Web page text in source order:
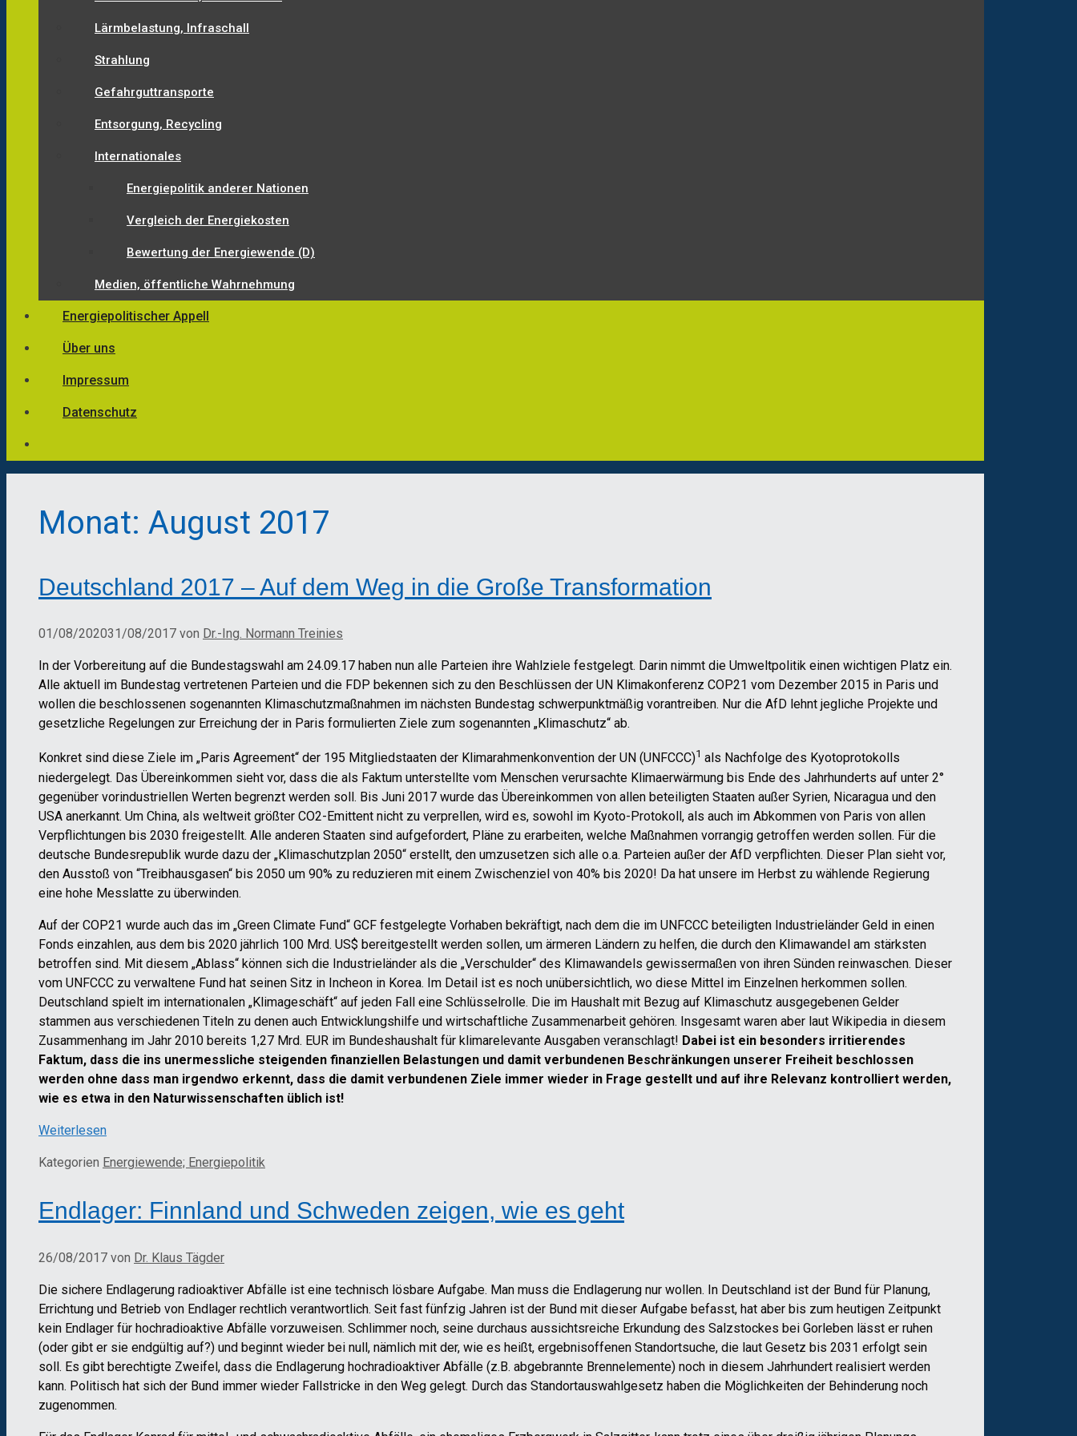
Lärmbelastung, Infraschall
Strahlung
Gefahrguttransporte
Entsorgung, Recycling
Internationales
Energiepolitik anderer Nationen
Vergleich der Energiekosten
Bewertung der Energiewende (D)
Medien, öffentliche Wahrnehmung
Energiepolitischer Appell
Über uns
Impressum
Datenschutz
Monat: August 2017
Deutschland 2017 – Auf dem Weg in die Große Transformation
01/08/202031/08/2017 von Dr.-Ing. Normann Treinies
In der Vorbereitung auf die Bundestagswahl am 24.09.17 haben nun alle Parteien ihre Wahlziele festgelegt. Darin nimmt die Umweltpolitik einen wichtigen Platz ein.
Alle aktuell im Bundestag vertretenen Parteien und die FDP bekennen sich zu den Beschlüssen der UN Klimakonferenz COP21 vom Dezember 2015 in Paris und
wollen die beschlossenen sogenannten Klimaschutzmaßnahmen im nächsten Bundestag schwerpunktmäßig vorantreiben. Nur die AfD lehnt jegliche Projekte und
gesetzliche Regelungen zur Erreichung der in Paris formulierten Ziele zum sogenannten „Klimaschutz“ ab.
Konkret sind diese Ziele im „Paris Agreement“ der 195 Mitgliedstaaten der Klimarahmenkonvention der UN (UNFCCC)1 als Nachfolge des Kyotoprotokolls
niedergelegt. Das Übereinkommen sieht vor, dass die als Faktum unterstellte vom Menschen verursachte Klimaerwärmung bis Ende des Jahrhunderts auf unter 2°
gegenüber vorindustriellen Werten begrenzt werden soll. Bis Juni 2017 wurde das Übereinkommen von allen beteiligten Staaten außer Syrien, Nicaragua und den
USA anerkannt. Um China, als weltweit größter CO2-Emittent nicht zu verprellen, wird es, sowohl im Kyoto-Protokoll, als auch im Abkommen von Paris von allen
Verpflichtungen bis 2030 freigestellt. Alle anderen Staaten sind aufgefordert, Pläne zu erarbeiten, welche Maßnahmen vorrangig getroffen werden sollen. Für die
deutsche Bundesrepublik wurde dazu der „Klimaschutzplan 2050“ erstellt, den umzusetzen sich alle o.a. Parteien außer der AfD verpflichten. Dieser Plan sieht vor,
den Ausstoß von “Treibhausgasen“ bis 2050 um 90% zu reduzieren mit einem Zwischenziel von 40% bis 2020! Da hat unsere im Herbst zu wählende Regierung
eine hohe Messlatte zu überwinden.
Auf der COP21 wurde auch das im „Green Climate Fund“ GCF festgelegte Vorhaben bekräftigt, nach dem die im UNFCCC beteiligten Industrieländer Geld in einen
Fonds einzahlen, aus dem bis 2020 jährlich 100 Mrd. US$ bereitgestellt werden sollen, um ärmeren Ländern zu helfen, die durch den Klimawandel am stärksten
betroffen sind. Mit diesem „Ablass“ können sich die Industrieländer als die „Verschulder“ des Klimawandels gewissermaßen von ihren Sünden reinwaschen. Dieser
vom UNFCCC zu verwaltene Fund hat seinen Sitz in Incheon in Korea. Im Detail ist es noch unübersichtlich, wo diese Mittel im Einzelnen herkommen sollen.
Deutschland spielt im internationalen „Klimageschäft“ auf jeden Fall eine Schlüsselrolle. Die im Haushalt mit Bezug auf Klimaschutz ausgegebenen Gelder
stammen aus verschiedenen Titeln zu denen auch Entwicklungshilfe und wirtschaftliche Zusammenarbeit gehören. Insgesamt waren aber laut Wikipedia in diesem
Zusammenhang im Jahr 2010 bereits 1,27 Mrd. EUR im Bundeshaushalt für klimarelevante Ausgaben veranschlagt! Dabei ist ein besonders irritierendes
Faktum, dass die ins unermessliche steigenden finanziellen Belastungen und damit verbundenen Beschränkungen unserer Freiheit beschlossen
werden ohne dass man irgendwo erkennt, dass die damit verbundenen Ziele immer wieder in Frage gestellt und auf ihre Relevanz kontrolliert werden,
wie es etwa in den Naturwissenschaften üblich ist!
Weiterlesen
Kategorien Energiewende; Energiepolitik
Endlager: Finnland und Schweden zeigen, wie es geht
26/08/2017 von Dr. Klaus Tägder
Die sichere Endlagerung radioaktiver Abfälle ist eine technisch lösbare Aufgabe. Man muss die Endlagerung nur wollen. In Deutschland ist der Bund für Planung,
Errichtung und Betrieb von Endlager rechtlich verantwortlich. Seit fast fünfzig Jahren ist der Bund mit dieser Aufgabe befasst, hat aber bis zum heutigen Zeitpunkt
kein Endlager für hochradioaktive Abfälle vorzuweisen. Schlimmer noch, seine durchaus aussichtsreiche Erkundung des Salzstockes bei Gorleben lässt er ruhen
(oder gibt er sie endgültig auf?) und beginnt wieder bei null, nämlich mit der, wie es heißt, ergebnisoffenen Standortsuche, die laut Gesetz bis 2031 erfolgt sein
soll. Es gibt berechtigte Zweifel, dass die Endlagerung hochradioaktiver Abfälle (z.B. abgebrannte Brennelemente) noch in diesem Jahrhundert realisiert werden
kann. Politisch hat sich der Bund immer wieder Fallstricke in den Weg gelegt. Durch das Standortauswahlgesetz haben die Möglichkeiten der Behinderung noch
zugenommen.